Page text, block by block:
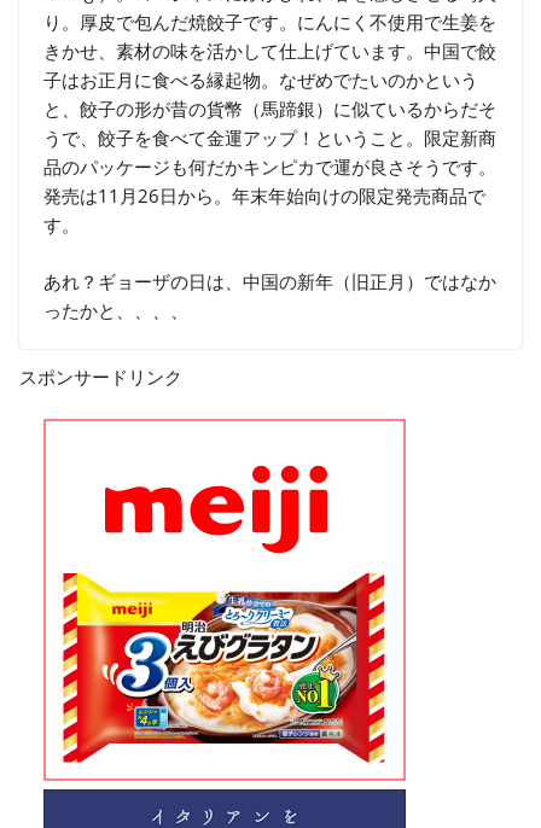
り。厚皮で包んだ焼餃子です。にんにく不使用で生姜を
きかせ、素材の味を活かして仕上げています。中国で餃
子はお正月に食べる縁起物。なぜめでたいのかという
と、餃子の形が昔の貨幣（馬蹄銀）に似ているからだそ
うで、餃子を食べて金運アップ！ということ。限定新商
品のパッケージも何だかキンピカで運が良さそうです。
発売は11月26日から。年末年始向けの限定発売商品で
す。
あれ？ギョーザの日は、中国の新年（旧正月）ではなか
ったかと、、、、
スポンサードリンク